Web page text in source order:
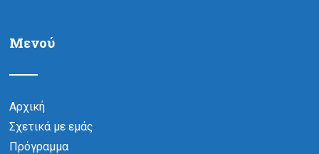
Μενού
Αρχική
Σχετικά με εμάς
Πρόγραμμα